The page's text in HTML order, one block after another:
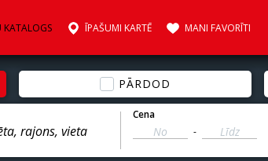
KATALOGS ĪPAŠUMI KARTĒ MANI FAVORĪTI
PĀRDOD
Cena
-